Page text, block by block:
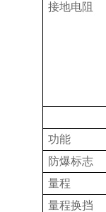
接地电阻
功能
防爆标志
量程
量程换挡